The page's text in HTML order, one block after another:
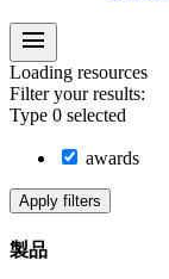
menu
Loading resources
Filter your results:
Type 0 selected
awards
Apply filters
製品